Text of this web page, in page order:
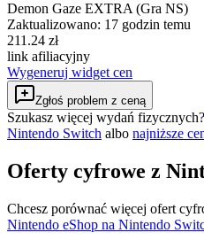
Demon Gaze EXTRA (Gra NS)
Zaktualizowano: 17 godzin temu
211.24 zł
link afiliacyjny
Wygeneruj widget cen
Zgłoś problem z ceną
Szukasz więcej wydań fizycznych?
Nintendo Switch albo najniższe
Oferty cyfrowe z
Chcesz porównać więcej ofert
Nintendo eShop na Nintendo